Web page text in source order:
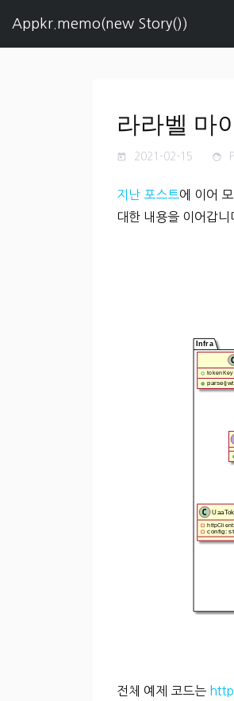
Appkr.memo(new Story())
라라벨 마
today 2021-02-15 face
지난 포스트에 이어
대한 내용을 이어갑니
전체 예제 코드는